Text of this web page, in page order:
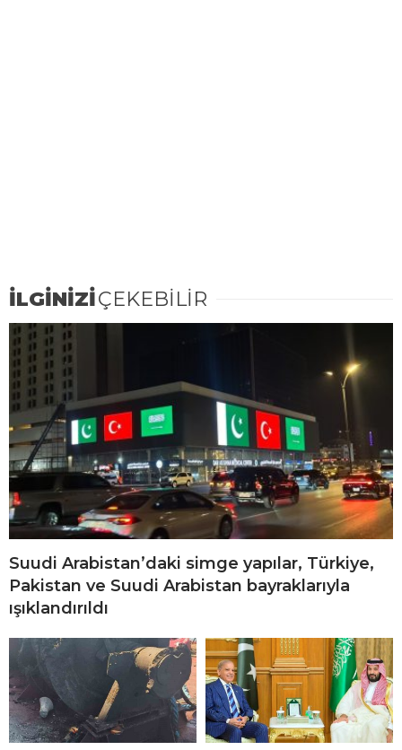
İLGİNİZİÇEKEBİLİR
Suudi Arabistan’daki simge yapılar, Türkiye,
Pakistan ve Suudi Arabistan bayraklarıyla
ışıklandırıldı